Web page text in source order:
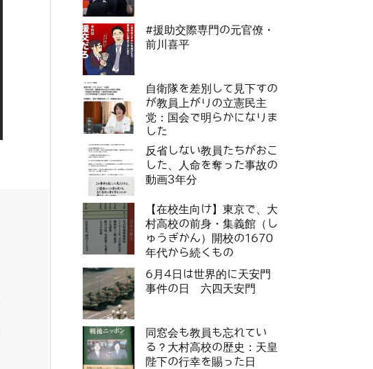
#援助交際専門の元官僚・
前川喜平
自衛隊を差別して見下すの
が教員上がりの立憲民主
党：国会で明らかになりま
した
反省しない教員たちがおこ
した、人命を奪った事故の
動画3年分
【在校生向け】東京で、大
村高校の前身・集義館（し
ゅうぎかん）開校の1670
年代から続くもの
6月4日は世界的に天安門
事件の日 六四天安門
同窓会も教員も忘れてい
る？大村高校の歴史：天皇
陛下の行幸を賜った日